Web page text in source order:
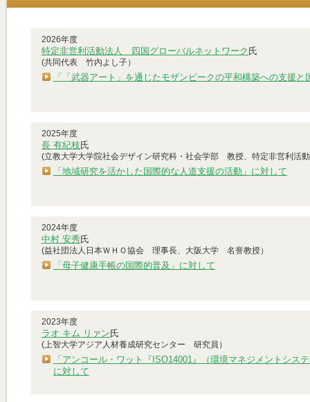
2026年度
特定非営利活動法人 四国グローバルネットワーク 氏
(共同代表 竹内よし子）
「「武器アート」を通じたモザンビークの平和構築への支援
2025年度
長 有紀枝氏
(立教大学大学院社会デザイン研究科・社会学部 教授、特定非営利活
「地域研究を活かした国際的な人道支援の活動」に対して
2024年度
中村 安秀氏
(益社団法人日本ＷＨＯ協会 理事長、大阪大学 名誉教授）
「母子健康手帳の国際的普及」に対して
2023年度
ラオ キム リァン氏
(上智大学アジア人材養成研究センター 研究員）
「アンコール・ワット『ISO14001』（環境マネジメントシス
に対して